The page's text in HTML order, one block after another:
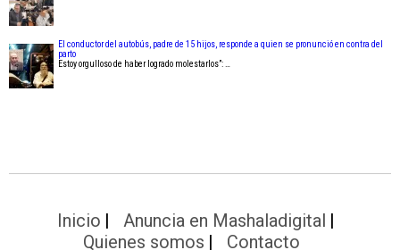
El conductor del autobús, padre de 15 hijos, responde a quien se pronunció en contra del
parto
Estoy orgulloso de haber logrado molestarlos”: …
Inicio
Anuncia en Mashaladigital
Quienes somos
Contacto